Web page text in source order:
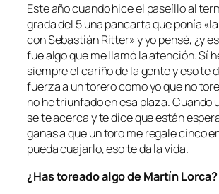
Este año cuando hice el paseíllo al
grada del 5 una pancarta que ponía
con Sebastián Ritter» y yo pensé, ¿y
fue algo que me llamó la atención. Sí
siempre el cariño de la gente y eso te
fuerza a un torero como yo que no
no he triunfado en esa plaza. Cuando
se te acerca y te dice que están
ganas a que un toro me regale cinco
pueda cuajarlo, eso te da la vida.
¿Has toreado algo de Martín Lorca?